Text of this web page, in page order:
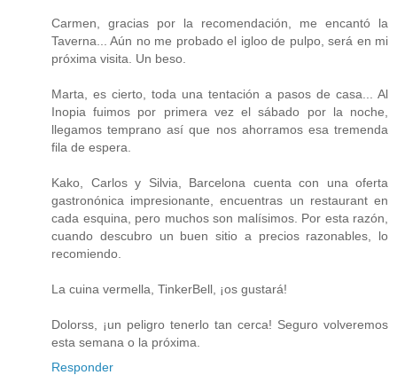
Carmen, gracias por la recomendación, me encantó la
Taverna... Aún no me probado el igloo de pulpo, será en mi
próxima visita. Un beso.
Marta, es cierto, toda una tentación a pasos de casa... Al
Inopia fuimos por primera vez el sábado por la noche,
llegamos temprano así que nos ahorramos esa tremenda
fila de espera.
Kako, Carlos y Silvia, Barcelona cuenta con una oferta
gastronónica impresionante, encuentras un restaurant en
cada esquina, pero muchos son malísimos. Por esta razón,
cuando descubro un buen sitio a precios razonables, lo
recomiendo.
La cuina vermella, TinkerBell, ¡os gustará!
Dolorss, ¡un peligro tenerlo tan cerca! Seguro volveremos
esta semana o la próxima.
Responder